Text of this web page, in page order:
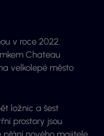
v roce 2022.
Chateau
velkolepé město
ložnic a šest
prostory jsou